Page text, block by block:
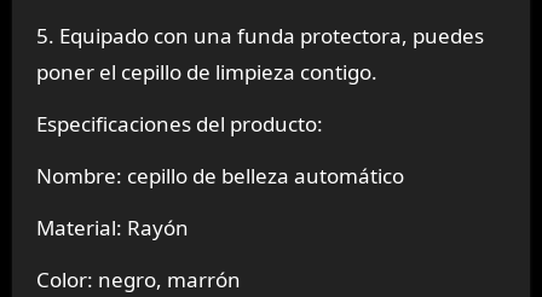
5. Equipado con una funda protectora, puedes
poner el cepillo de limpieza contigo.
Especificaciones del producto:
Nombre: cepillo de belleza automático
Material: Rayón
Color: negro, marrón